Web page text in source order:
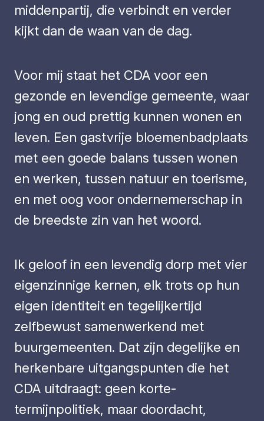
middenpartij, die verbindt en verder
kijkt dan de waan van de dag.
Voor mij staat het CDA voor een
gezonde en levendige gemeente, waar
jong en oud prettig kunnen wonen en
leven. Een gastvrije bloemenbadplaats
met een goede balans tussen wonen
en werken, tussen natuur en toerisme,
en met oog voor ondernemerschap in
de breedste zin van het woord.
Ik geloof in een levendig dorp met vier
eigenzinnige kernen, elk trots op hun
eigen identiteit en tegelijkertijd
zelfbewust samenwerkend met
buurgemeenten. Dat zijn degelijke en
herkenbare uitgangspunten die het
CDA uitdraagt: geen korte-
termijnpolitiek, maar doordacht,